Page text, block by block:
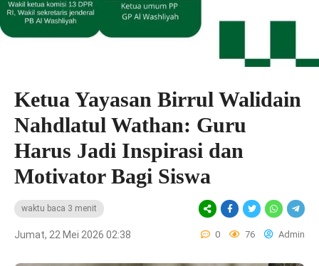
Ketua Yayasan Birrul Walidain
Nahdlatul Wathan: Guru
Harus Jadi Inspirasi dan
Motivator Bagi Siswa
waktu baca 3 menit
Jumat, 22 Mei 2026 02:38 0 76 Admin